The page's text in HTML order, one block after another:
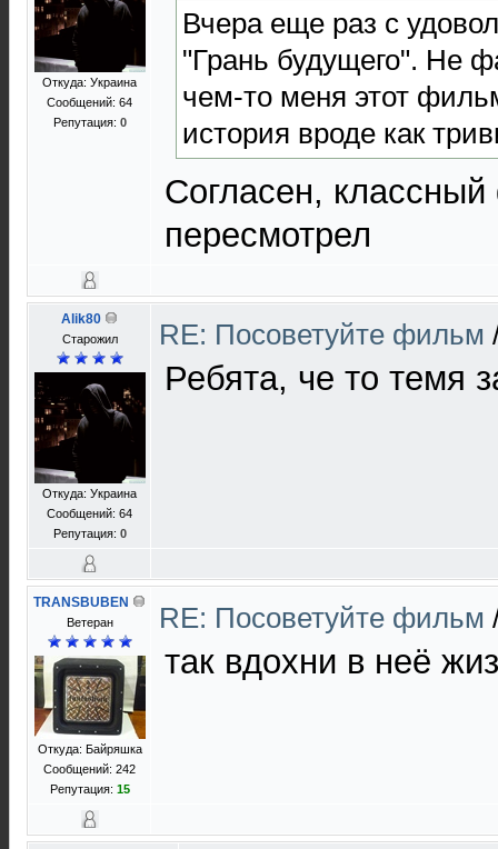
Откуда: Украина
Сообщений: 64
Репутация: 0
Вчера еще раз с
"Грань будущего". Не
чем-то меня этот
история вроде как
Согласен,
пересмотрел
Alik80
Старожил
Откуда: Украина
Сообщений: 64
Репутация: 0
RE: Посоветуйте фильм
Ребята, че то темя
TRANSBUBEN
Ветеран
Откуда: Байряшка
Сообщений: 242
Репутация: 15
RE: Посоветуйте фильм
так вдохни в неё